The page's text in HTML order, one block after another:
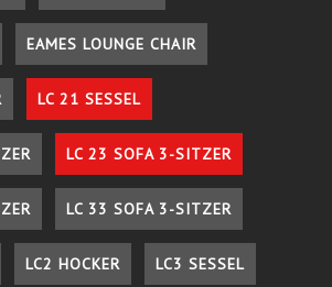
EAMES LOUNGE CHAIR
LC 21 SESSEL
LC 23 SOFA 3-SITZER
LC 33 SOFA 3-SITZER
LC2 HOCKER LC3 SESSEL